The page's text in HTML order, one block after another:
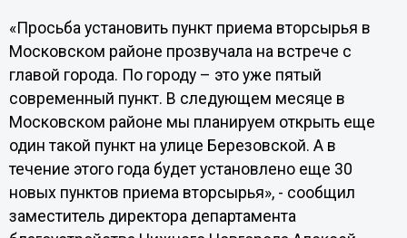
«Просьба установить пункт приема вторсырья в
Московском районе прозвучала на встрече с
главой города. По городу – это уже пятый
современный пункт. В следующем месяце в
Московском районе мы планируем открыть еще
один такой пункт на улице Березовской. А в
течение этого года будет установлено еще 30
новых пунктов приема вторсырья», - сообщил
заместитель директора департамента